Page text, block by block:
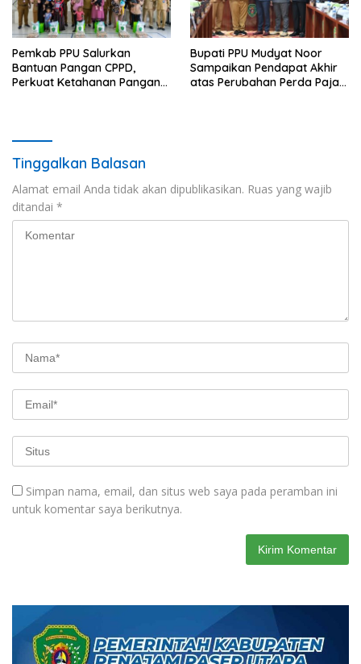
Pemkab PPU Salurkan
Bantuan Pangan CPPD,
Perkuat Ketahanan Pangan
Bupati PPU Mudyat Noor
Sampaikan Pendapat Akhir
atas Perubahan Perda Pajak
Tinggalkan Balasan
Alamat email Anda tidak akan dipublikasikan. Ruas yang wajib
ditandai *
Simpan nama, email, dan situs web saya pada peramban ini
untuk komentar saya berikutnya.